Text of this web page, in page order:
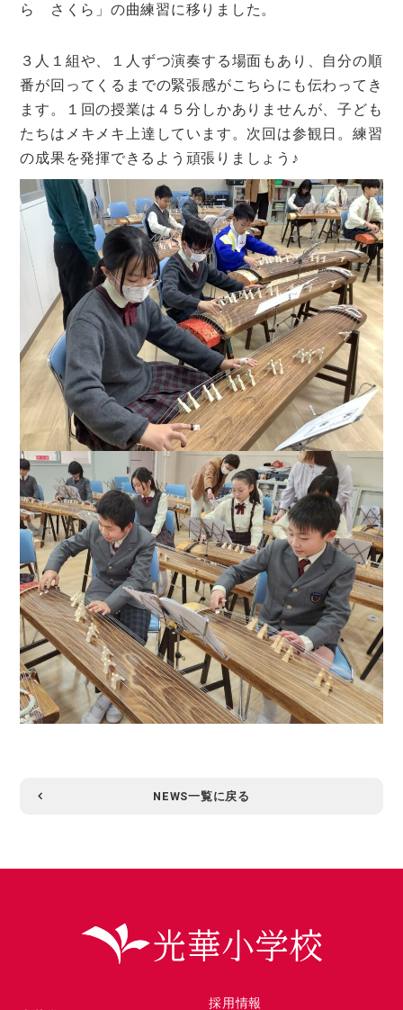
ら さくら」の曲練習に移りました。
３人１組や、１人ずつ演奏する場面もあり、自分の順
番が回ってくるまでの緊張感がこちらにも伝わってき
ます。１回の授業は４５分しかありませんが、子ども
たちはメキメキ上達しています。次回は参観日。練習
の成果を発揮できるよう頑張りましょう♪
NEWS一覧に戻る
採用情報